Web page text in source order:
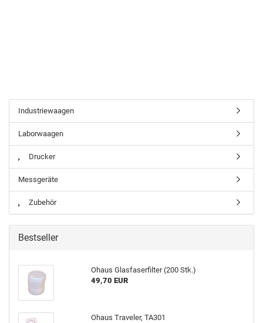
Industriewaagen
Laborwaagen
Drucker
Messgeräte
Zubehör
Bestseller
Ohaus Glasfaserfilter (200 Stk.)
49,70 EUR
Ohaus Traveler, TA301